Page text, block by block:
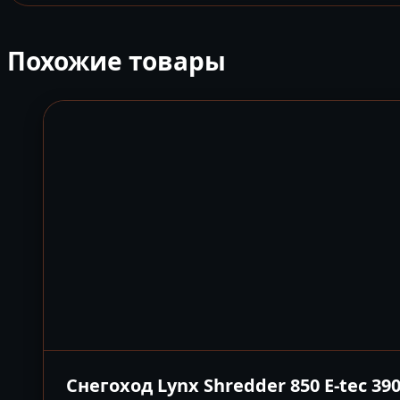
Похожие товары
Снегоход Lynx Shredder 850 E-tec